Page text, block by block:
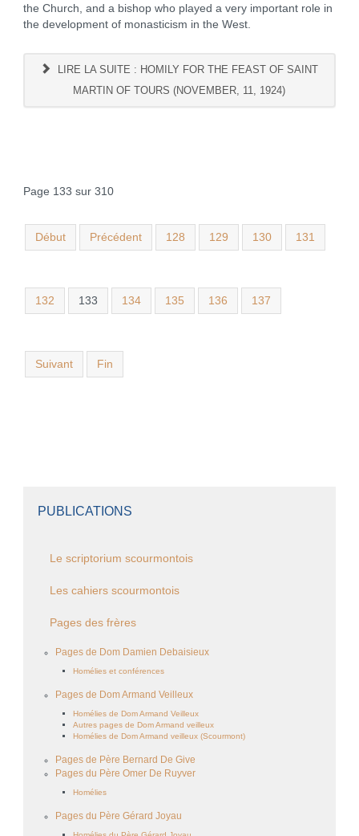
the Church, and a bishop who played a very important role in
the development of monasticism in the West.
LIRE LA SUITE : HOMILY FOR THE FEAST OF SAINT
MARTIN OF TOURS (NOVEMBER, 11, 1924)
Page 133 sur 310
Début Précédent 128 129 130 131
132 133 134 135 136 137
Suivant Fin
PUBLICATIONS
Le scriptorium scourmontois
Les cahiers scourmontois
Pages des frères
Pages de Dom Damien Debaisieux
Homélies et conférences
Pages de Dom Armand Veilleux
Homélies de Dom Armand Veilleux
Autres pages de Dom Armand veilleux
Homélies de Dom Armand veilleux (Scourmont)
Pages de Père Bernard De Give
Pages du Père Omer De Ruyver
Homélies
Pages du Père Gérard Joyau